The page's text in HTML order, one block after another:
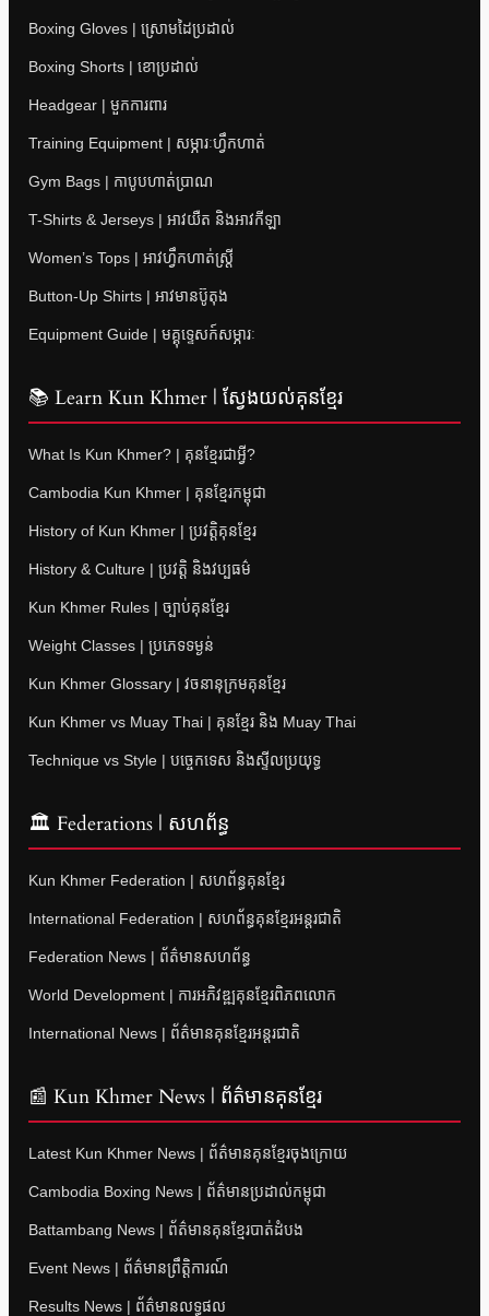
Boxing Gloves | ស្រោមដៃប្រដាល់
Boxing Shorts | ខោប្រដាល់
Headgear | មួកការពារ
Training Equipment | សម្ភារៈហ្វឹកហាត់
Gym Bags | កាបូបហាត់ប្រាណ
T-Shirts & Jerseys | អាវយឺត និងអាវកីឡា
Women’s Tops | អាវហ្វឹកហាត់ស្ត្រី
Button-Up Shirts | អាវមានប៊ូតុង
Equipment Guide | មគ្គុទ្ទេសក៍សម្ភារៈ
📚 Learn Kun Khmer | ស្វែងយល់គុនខ្មែរ
What Is Kun Khmer? | គុនខ្មែរជាអ្វី?
Cambodia Kun Khmer | គុនខ្មែរកម្ពុជា
History of Kun Khmer | ប្រវត្តិគុនខ្មែរ
History & Culture | ប្រវត្តិ និងវប្បធម៌
Kun Khmer Rules | ច្បាប់គុនខ្មែរ
Weight Classes | ប្រភេទទម្ងន់
Kun Khmer Glossary | វចនានុក្រមគុនខ្មែរ
Kun Khmer vs Muay Thai | គុនខ្មែរ និង Muay Thai
Technique vs Style | បច្ចេកទេស និងស្ទីលប្រយុទ្ធ
🏛 Federations | សហព័ន្ធ
Kun Khmer Federation | សហព័ន្ធគុនខ្មែរ
International Federation | សហព័ន្ធគុនខ្មែរអន្តរជាតិ
Federation News | ព័ត៌មានសហព័ន្ធ
World Development | ការអភិវឌ្ឍគុនខ្មែរពិភពលោក
International News | ព័ត៌មានគុនខ្មែរអន្តរជាតិ
📰 Kun Khmer News | ព័ត៌មានគុនខ្មែរ
Latest Kun Khmer News | ព័ត៌មានគុនខ្មែរចុងក្រោយ
Cambodia Boxing News | ព័ត៌មានប្រដាល់កម្ពុជា
Battambang News | ព័ត៌មានគុនខ្មែរបាត់ដំបង
Event News | ព័ត៌មានព្រឹត្តិការណ៍
Results News | ព័ត៌មានលទ្ធផល